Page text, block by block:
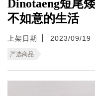
Dinotaeng短尾
不如意的生活
上架日期 2023/09/19
严选商品